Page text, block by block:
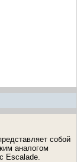
собой
аналогом
Escalade.